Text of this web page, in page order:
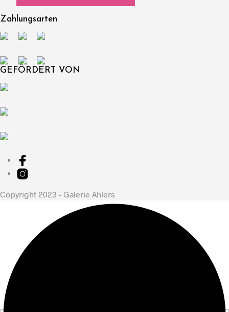
Zahlungsarten
GEFÖRDERT VON
Copyright 2023 - Galerie Ahlers